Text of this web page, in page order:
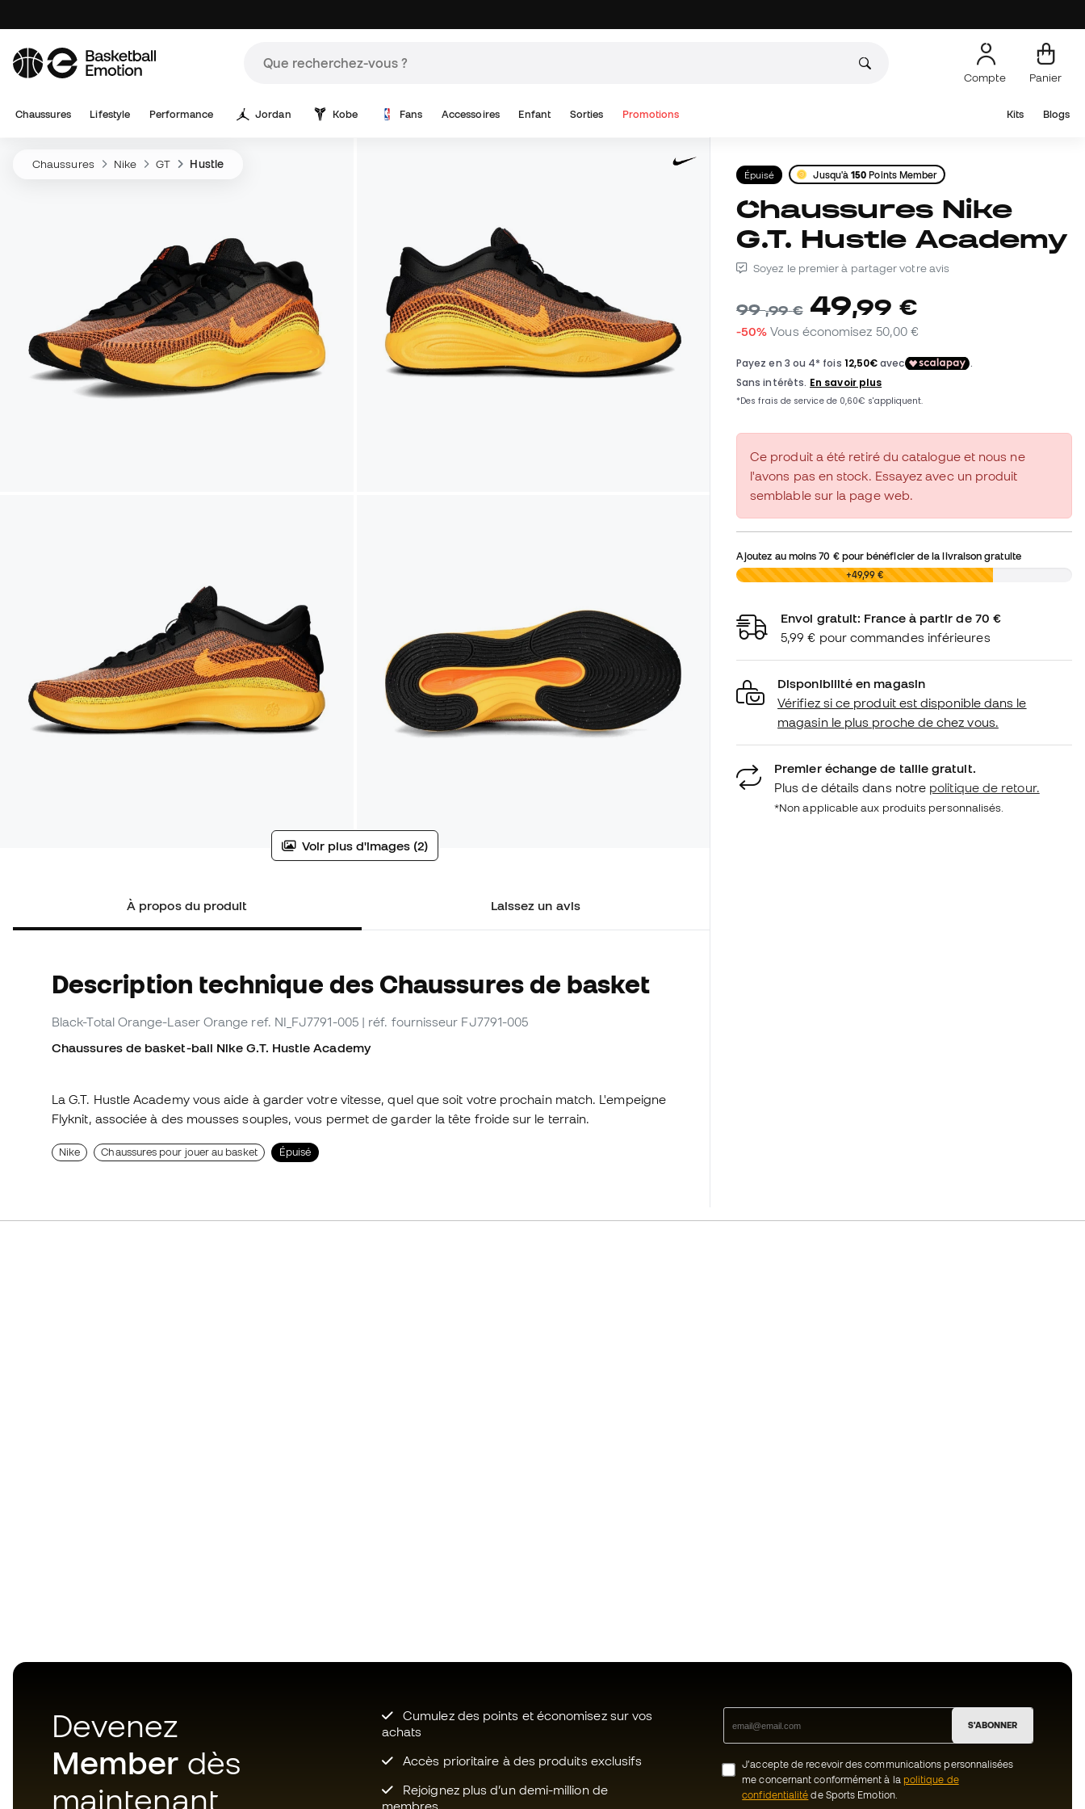
Compte Panier
Chaussures Lifestyle Performance Jordan Kobe Fans Accessoires Enfant Sorties Promotions Kits Blogs
Chaussures Nike GT Hustle
Voir plus d'images (2)
À propos du produit Laissez un avis
Description technique des Chaussures de basket
Black-Total Orange-Laser Orange ref. NI_FJ7791-005 | réf. fournisseur FJ7791-005
Chaussures de basket-ball Nike G.T. Hustle Academy
La G.T. Hustle Academy vous aide à garder votre vitesse, quel que soit votre prochain match. L'empeigne
Flyknit, associée à des mousses souples, vous permet de garder la tête froide sur le terrain.
Nike Chaussures pour jouer au basket Épuisé
Épuisé Jusqu'à150 Points Member
Chaussures Nike
G.T. Hustle Academy
Soyez le premier à partager votre avis
99,99 € 49,99 €
-50% Vous économisez 50,00 €
Ce produit a été retiré du catalogue et nous ne
l'avons pas en stock. Essayez avec un produit
semblable sur la page web.
Ajoutez au moins70 €pour bénéficier de la livraison gratuite
0,00 € +49,99 €
Envoi gratuit: France à partir de 70 €
5,99 € pour commandes inférieures
Disponibilité en magasin
Vérifiez si ce produit est disponible dans le
magasin le plus proche de chez vous.
Premier échange de taille gratuit.
Plus de détails dans notre politique de retour.
*Non applicable aux produits personnalisés.
Devenez
Member dès
maintenant
Cumulez des points et économisez sur vos
achats
Accès prioritaire à des produits exclusifs
Rejoignez plus d’un demi-million de
membres.
S'ABONNER
J’accepte de recevoir des communications personnalisées
me concernant conformément à la politique de
confidentialité de Sports Emotion.